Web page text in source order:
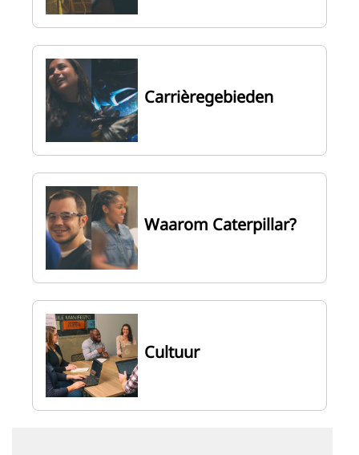
Carrièregebieden
Waarom Caterpillar?
Cultuur